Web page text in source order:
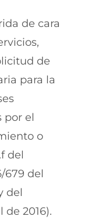
de cara
de
para la
por el
o
del
679 del
del
de 2016).